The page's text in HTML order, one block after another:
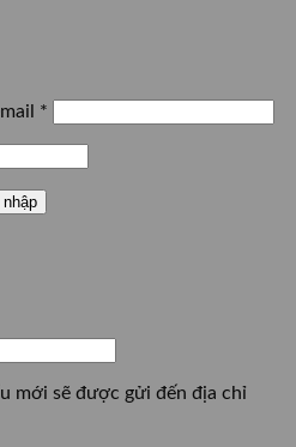
*
buộc
mới sẽ được gửi đến địa chỉ